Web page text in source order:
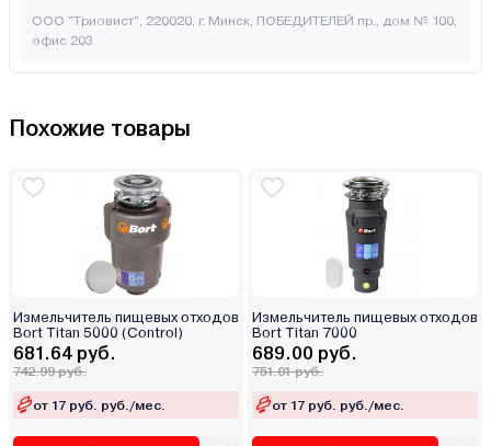
ООО "Триовист", 220020, г. Минск, ПОБЕДИТЕЛЕЙ пр., дом № 100,
офис 203
Похожие товары
Измельчитель пищевых отходов
Bort Titan 5000 (Control)
681.64 руб.
742.99 руб.
от 17 руб. руб./мес.
Измельчитель пищевых отходов
Bort Titan 7000
689.00 руб.
751.01 руб.
от 17 руб. руб./мес.